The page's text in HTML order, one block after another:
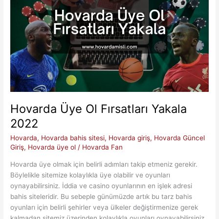
Hovarda Üye Ol Fırsatları Yakala
2022
Hovarda, Hovarda bahis sitesi, Hovarda giriş, Hovarda Güncel
Giriş, Hovarda üye ol / Hovarda Fan
Hovarda üye olmak için belirli adımları takip etmeniz gerekir.
Böylelikle sitemize kolaylıkla üye olabilir ve oyunları
oynayabilirsiniz. İddia ve casino oyunlarının en işlek adresi
bahis siteleridir. Bu sebeple günümüzde artık bu tarz bahis
oyunları için belirli şehirler veya ülkeler değiştirmenize gerek